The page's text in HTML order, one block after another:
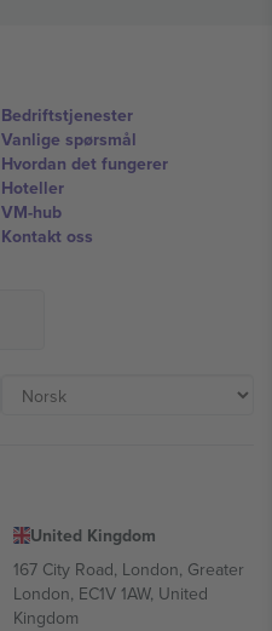
Bedriftstjenester
Vanlige spørsmål
Hvordan det fungerer
Hoteller
VM-hub
Kontakt oss
United Kingdom
167 City Road, London, Greater
London, EC1V 1AW, United
Kingdom